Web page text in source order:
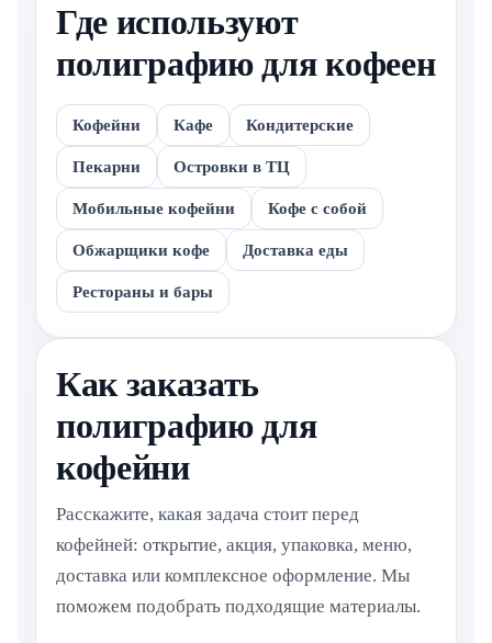
Где используют
полиграфию для кофеен
Кофейни Кафе Кондитерские
Пекарни Островки в ТЦ
Мобильные кофейни Кофе с собой
Обжарщики кофе Доставка еды
Рестораны и бары
Как заказать
полиграфию для
кофейни
Расскажите, какая задача стоит перед
кофейней: открытие, акция, упаковка, меню,
доставка или комплексное оформление. Мы
поможем подобрать подходящие материалы.